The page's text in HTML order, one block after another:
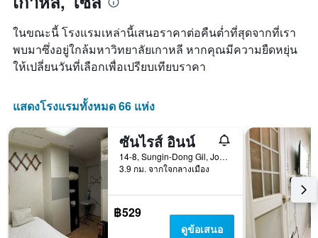
ในขณะนี้ โรงแรมเหล่านี้เสนอราคาต่อคืนต่ำที่สุดจากที่เรา
พบมาซึ่งอยู่ใกล้มหาวิทยาลัยเกาหลี หากคุณมีความยืดหยุ่น
ให้เปลี่ยนวันที่เลือกเพื่อเปรียบเทียบราคา
แสดงโรงแรมทั้งหมด 66 แห่ง
ซันไรส์ อินน์
14-8, Sungin-Dong Gil, Jongno-gu, โซล, เกาหลีใต้
3.9 กม. จากใจกลางเมือง
฿529
ดูข้อเสนอ